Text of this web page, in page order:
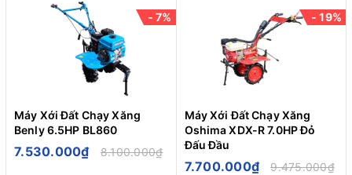
- 7%
Máy Xới Đất Chạy Xăng
Benly 6.5HP BL860
7.530.000₫ 8.100.000₫
- 19%
Máy Xới Đất Chạy Xăng
Oshima XDX-R 7.0HP Đỏ
Đấu Đầu
7.700.000₫ 9.475.000₫